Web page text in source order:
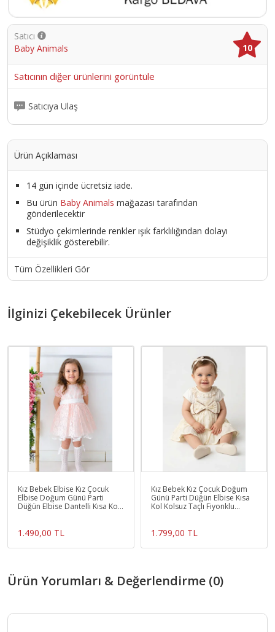
Satıcı
Baby Animals
10
Satıcının diğer ürünlerini görüntüle
Satıcıya Ulaş
Ürün Açıklaması
14 gün içinde ücretsiz iade.
Bu ürün Baby Animals mağazası tarafından
gönderilecektir
Stüdyo çekimlerinde renkler ışık farklılığından dolayı
değişiklik gösterebilir.
Tüm Özellikleri Gör
İlginizi Çekebilecek Ürünler
Kız Bebek Elbise Kız Çocuk
Elbise Doğum Günü Parti
Düğün Elbise Dantelli Kısa Kol
1.490,00 TL
Kız Bebek Kız Çocuk Doğum
Günü Parti Düğün Elbise Kısa
Kol Kolsuz Taçlı Fiyonklu
1.799,00 TL
Ürün Yorumları & Değerlendirme (0)